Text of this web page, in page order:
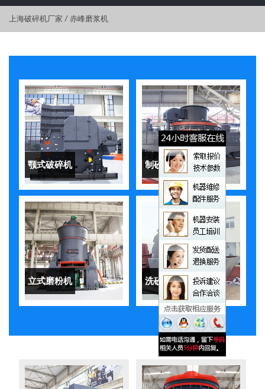
上海破碎机厂家 / 赤峰磨浆机
颚式破碎机 制砂机
立式磨粉机 洗砂机